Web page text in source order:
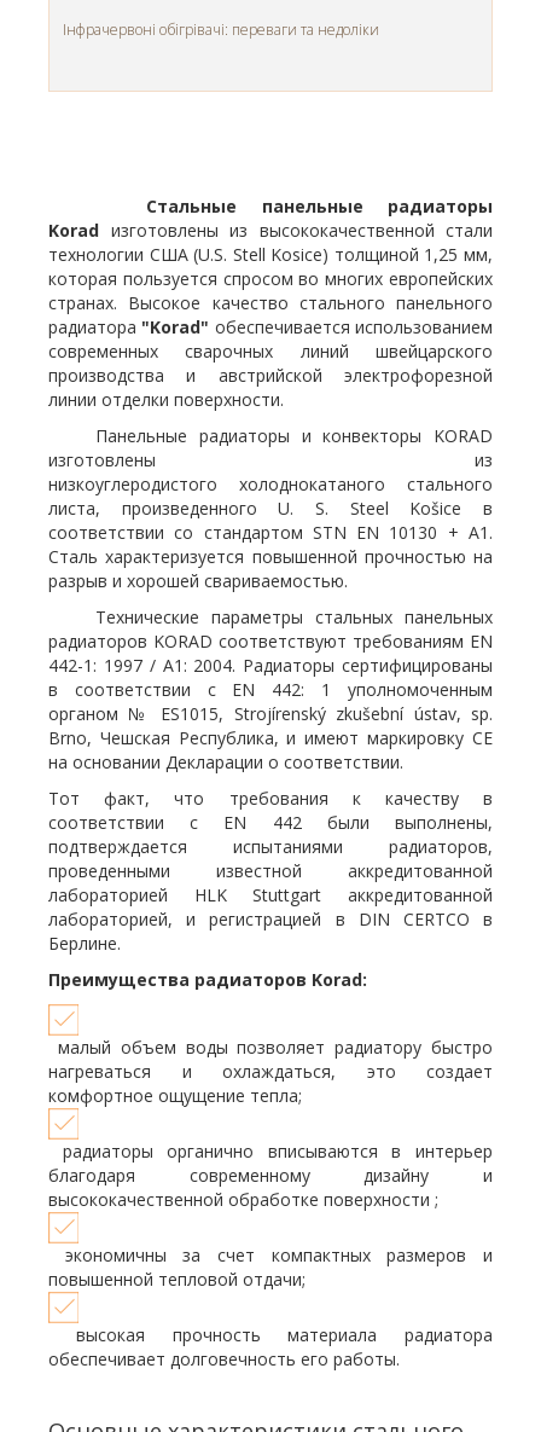
Інфрачервоні обігрівачі: переваги та недоліки
Стальные панельные радиаторы
Korad изготовлены из высококачественной стали
технологии США (U.S. Stell Kosice) толщиной 1,25 мм,
которая пользуется спросом во многих европейских
странах. Высокое качество стального панельного
радиатора "Korad" обеспечивается использованием
современных сварочных линий швейцарского
производства и австрийской электрофорезной
линии отделки поверхности.
Панельные радиаторы и конвекторы KORAD
изготовлены из
низкоуглеродистого холоднокатаного стального
листа, произведенного U. S. Steel Košice в
соответствии со стандартом STN EN 10130 + A1.
Сталь характеризуется повышенной прочностью на
разрыв и хорошей свариваемостью.
Технические параметры стальных панельных
радиаторов KORAD соответствуют требованиям EN
442-1: 1997 / A1: 2004. Радиаторы сертифицированы
в соответствии с EN 442: 1 уполномоченным
органом № ES1015, Strojírenský zkušební ústav, sp.
Brno, Чешская Республика, и имеют маркировку CE
на основании Декларации о соответствии.
Тот факт, что требования к качеству в
соответствии с EN 442 были выполнены,
подтверждается испытаниями радиаторов,
проведенными известной аккредитованной
лабораторией HLK Stuttgart аккредитованной
лабораторией, и регистрацией в DIN CERTCO в
Берлине.
Преимущества радиаторов Korad:
малый объем воды позволяет радиатору быстро
нагреваться и охлаждаться, это создает
комфортное ощущение тепла;
радиаторы органично вписываются в интерьер
благодаря современному дизайну и
высококачественной обработке поверхности ;
экономичны за счет компактных размеров и
повышенной тепловой отдачи;
высокая прочность материала радиатора
обеспечивает долговечность его работы.